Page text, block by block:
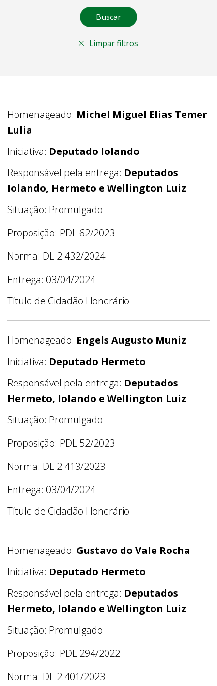
Buscar
Limpar filtros
Homenageado: Michel Miguel Elias Temer
Lulia
Iniciativa: Deputado Iolando
Responsável pela entrega: Deputados
Iolando, Hermeto e Wellington Luiz
Situação: Promulgado
Proposição: PDL 62/2023
Norma: DL 2.432/2024
Entrega: 03/04/2024
Título de Cidadão Honorário
Homenageado: Engels Augusto Muniz
Iniciativa: Deputado Hermeto
Responsável pela entrega: Deputados
Hermeto, Iolando e Wellington Luiz
Situação: Promulgado
Proposição: PDL 52/2023
Norma: DL 2.413/2023
Entrega: 03/04/2024
Título de Cidadão Honorário
Homenageado: Gustavo do Vale Rocha
Iniciativa: Deputado Hermeto
Responsável pela entrega: Deputados
Hermeto, Iolando e Wellington Luiz
Situação: Promulgado
Proposição: PDL 294/2022
Norma: DL 2.401/2023